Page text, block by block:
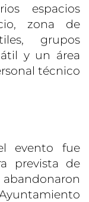
espacios
zona de
grupos
y un área
técnico
evento fue
prevista de